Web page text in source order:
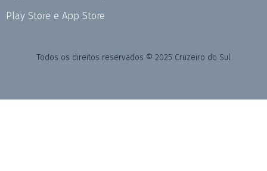
Play Store e App Store
Todos os direitos reservados © 2025 Cruzeiro do Sul